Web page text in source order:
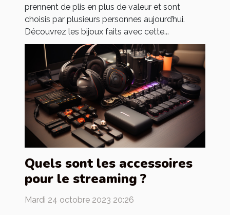
prennent de plis en plus de valeur et sont
choisis par plusieurs personnes aujourd’hui.
Découvrez les bijoux faits avec cette...
Quels sont les accessoires
pour le streaming ?
Mardi 24 octobre 2023 20:26